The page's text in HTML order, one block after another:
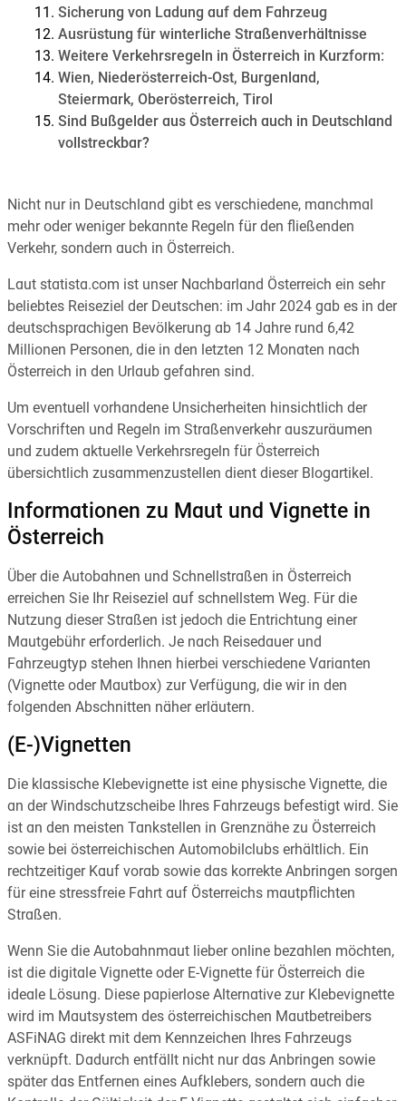
Sicherung von Ladung auf dem Fahrzeug
Ausrüstung für winterliche Straßenverhältnisse
Weitere Verkehrsregeln in Österreich in Kurzform:
Wien, Niederösterreich-Ost, Burgenland,
Steiermark, Oberösterreich, Tirol
Sind Bußgelder aus Österreich auch in Deutschland
vollstreckbar?
Nicht nur in Deutschland gibt es verschiedene, manchmal
mehr oder weniger bekannte Regeln für den fließenden
Verkehr, sondern auch in Österreich.
Laut statista.com ist unser Nachbarland Österreich ein sehr
beliebtes Reiseziel der Deutschen: im Jahr 2024 gab es in der
deutschsprachigen Bevölkerung ab 14 Jahre rund 6,42
Millionen Personen, die in den letzten 12 Monaten nach
Österreich in den Urlaub gefahren sind.
Um eventuell vorhandene Unsicherheiten hinsichtlich der
Vorschriften und Regeln im Straßenverkehr auszuräumen
und zudem aktuelle Verkehrsregeln für Österreich
übersichtlich zusammenzustellen dient dieser Blogartikel.
Informationen zu Maut und Vignette in
Österreich
Über die Autobahnen und Schnellstraßen in Österreich
erreichen Sie Ihr Reiseziel auf schnellstem Weg. Für die
Nutzung dieser Straßen ist jedoch die Entrichtung einer
Mautgebühr erforderlich. Je nach Reisedauer und
Fahrzeugtyp stehen Ihnen hierbei verschiedene Varianten
(Vignette oder Mautbox) zur Verfügung, die wir in den
folgenden Abschnitten näher erläutern.
(E-)Vignetten
Die klassische Klebevignette ist eine physische Vignette, die
an der Windschutzscheibe Ihres Fahrzeugs befestigt wird. Sie
ist an den meisten Tankstellen in Grenznähe zu Österreich
sowie bei österreichischen Automobilclubs erhältlich. Ein
rechtzeitiger Kauf vorab sowie das korrekte Anbringen sorgen
für eine stressfreie Fahrt auf Österreichs mautpflichten
Straßen.
Wenn Sie die Autobahnmaut lieber online bezahlen möchten,
ist die digitale Vignette oder E-Vignette für Österreich die
ideale Lösung. Diese papierlose Alternative zur Klebevignette
wird im Mautsystem des österreichischen Mautbetreibers
ASFiNAG direkt mit dem Kennzeichen Ihres Fahrzeugs
verknüpft. Dadurch entfällt nicht nur das Anbringen sowie
später das Entfernen eines Aufklebers, sondern auch die